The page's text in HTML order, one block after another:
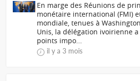
En marge des Réunions de
monétaire international (FMI)
mondiale, tenues à
Unis, la délégation ivoirienne
points impo...
il y a 3 mois